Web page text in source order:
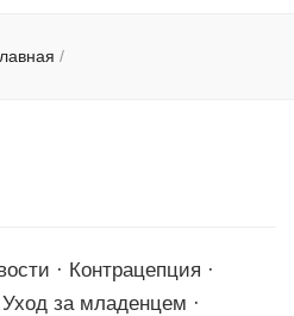
/
· Контрацепция ·
за младенцем ·